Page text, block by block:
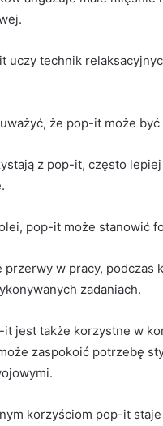
uczy technik
że pop-it może
z pop-it, często
pop-it może stanowić
w pracy, podczas
zadaniach.
jest także korzystne w
zaspokoić potrzebę
korzyściom pop-it